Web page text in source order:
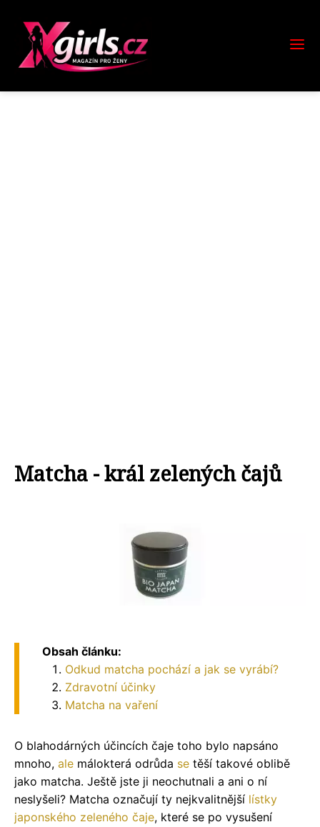
Matcha - král zelených čajů
Obsah článku:
Odkud matcha pochází a jak se vyrábí?
Zdravotní účinky
Matcha na vaření
O blahodárných účincích čaje toho bylo napsáno
mnoho, ale málokterá odrůda se těší takové oblibě
jako matcha. Ještě jste ji neochutnali a ani o ní
neslyšeli? Matcha označují ty nejkvalitnější lístky
japonského zeleného čaje, které se po vysušení